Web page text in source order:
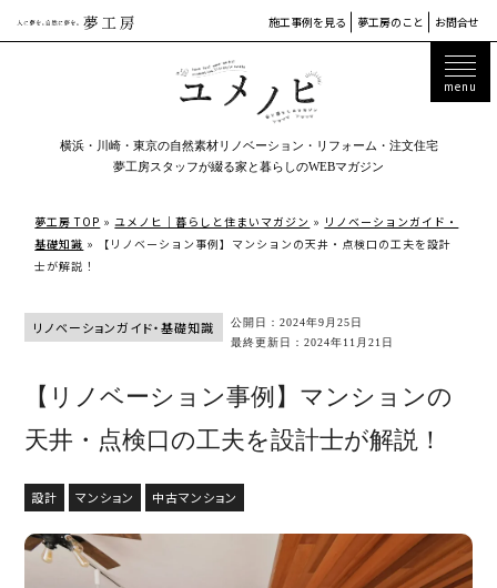
施工事例を見る 夢工房のこと お問合せ
横浜・川崎・東京の自然素材リノベーション・リフォーム・注文住宅
夢工房スタッフが綴る家と暮らしのWEBマガジン
夢工房 TOP » ユメノヒ｜暮らしと住まいマガジン » リノベーションガイド・
基礎知識 »
【リノベーション事例】マンションの天井・点検口の工夫を設計
士が解説！
リノベーションガイド・基礎知識
公開日：2024年9月25日
最終更新日：2024年11月21日
【リノベーション事例】マンションの
天井・点検口の工夫を設計士が解説！
設計 マンション 中古マンション